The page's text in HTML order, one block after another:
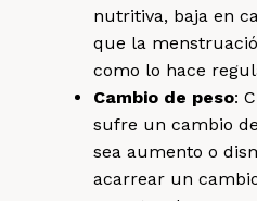
nutritiva, baja en
que la
como lo hace
Cambio de peso:
sufre un cambio
sea aumento o
acarrear un